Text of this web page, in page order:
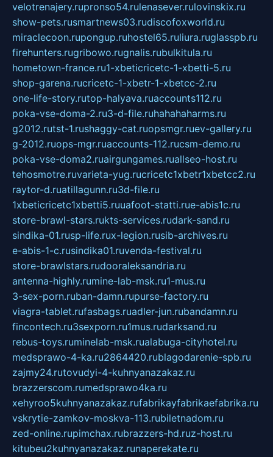
velotrenajery.rupronso54.rulenasever.rulovinskix.ru
show-pets.rusmartnews03.rudiscofoxworld.ru
miraclecoon.rupongup.ruhostel65.ruliura.ruglasspb.ru
firehunters.rugribowo.rugnalis.rubulkitula.ru
hometown-france.ru1-xbeticricetc-1-xbetti-5.ru
shop-garena.rucricetc-1-xbetr-1-xbetcc-2.ru
one-life-story.rutop-halyava.ruaccounts112.ru
poka-vse-doma-2.ru3-d-file.ruhahahaharms.ru
g2012.rutst-1.rushaggy-cat.ruopsmgr.ruev-gallery.ru
g-2012.ruops-mgr.ruaccounts-112.rucsm-demo.ru
poka-vse-doma2.ruairgungames.ruallseo-host.ru
tehosmotre.ruvarieta-yug.rucricetc1xbetr1xbetcc2.ru
raytor-d.ruatillagunn.ru3d-file.ru
1xbeticricetc1xbetti5.ruuafoot-statti.rue-abis1c.ru
store-brawl-stars.rukts-services.rudark-sand.ru
sindika-01.rusp-life.rux-legion.rusib-archives.ru
e-abis-1-c.rusindika01.ruvenda-festival.ru
store-brawlstars.rudooraleksandria.ru
antenna-highly.rumine-lab-msk.ru1-mus.ru
3-sex-porn.ruban-damn.rupurse-factory.ru
viagra-tablet.rufasbags.ruadler-jun.rubandamn.ru
fincontech.ru3sexporn.ru1mus.rudarksand.ru
rebus-toys.ruminelab-msk.rualabuga-cityhotel.ru
medsprawo-4-ka.ru2864420.rublagodarenie-spb.ru
zajmy24.rutovudyi-4-kuhnyanazakaz.ru
brazzerscom.rumedsprawo4ka.ru
xehyroo5kuhnyanazakaz.rufabrikayfabrikaefabrika.ru
vskrytie-zamkov-moskva-113.rubiletnadom.ru
zed-online.rupimchax.rubrazzers-hd.ruz-host.ru
kitubeu2kuhnyanazakaz.runaperekate.ru